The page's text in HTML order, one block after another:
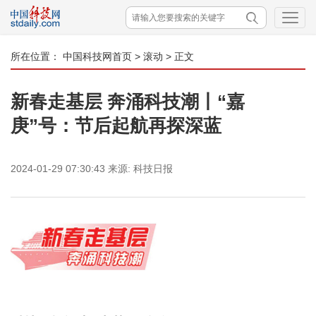
所在位置： 中国科技网首页 > 滚动 > 正文
新春走基层 奔涌科技潮丨“嘉
庚”号：节后起航再探深蓝
2024-01-29 07:30:43 来源: 科技日报